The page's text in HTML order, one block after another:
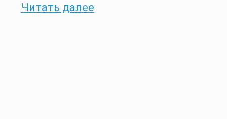
Читать далее